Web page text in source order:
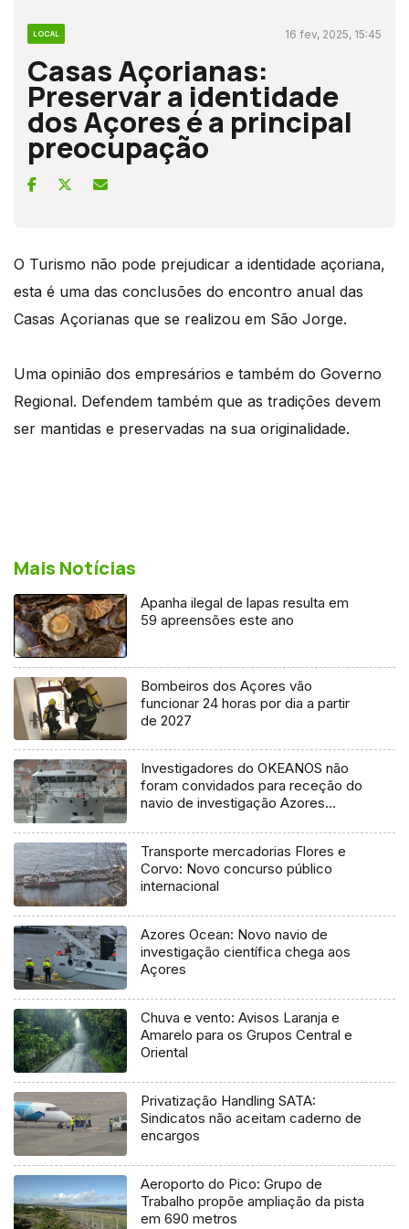
LOCAL 16 fev, 2025, 15:45
Casas Açorianas:
Preservar a identidade
dos Açores é a principal
preocupação
O Turismo não pode prejudicar a identidade açoriana,
esta é uma das conclusões do encontro anual das
Casas Açorianas que se realizou em São Jorge.
Uma opinião dos empresários e também do Governo
Regional. Defendem também que as tradições devem
ser mantidas e preservadas na sua originalidade.
Mais Notícias
Apanha ilegal de lapas resulta em
59 apreensões este ano
Bombeiros dos Açores vão
funcionar 24 horas por dia a partir
de 2027
Investigadores do OKEANOS não
foram convidados para receção do
navio de investigação Azores
Transporte mercadorias Flores e
Corvo: Novo concurso público
internacional
Azores Ocean: Novo navio de
investigação científica chega aos
Açores
Chuva e vento: Avisos Laranja e
Amarelo para os Grupos Central e
Oriental
Privatização Handling SATA:
Sindicatos não aceitam caderno de
encargos
Aeroporto do Pico: Grupo de
Trabalho propõe ampliação da pista
em 690 metros